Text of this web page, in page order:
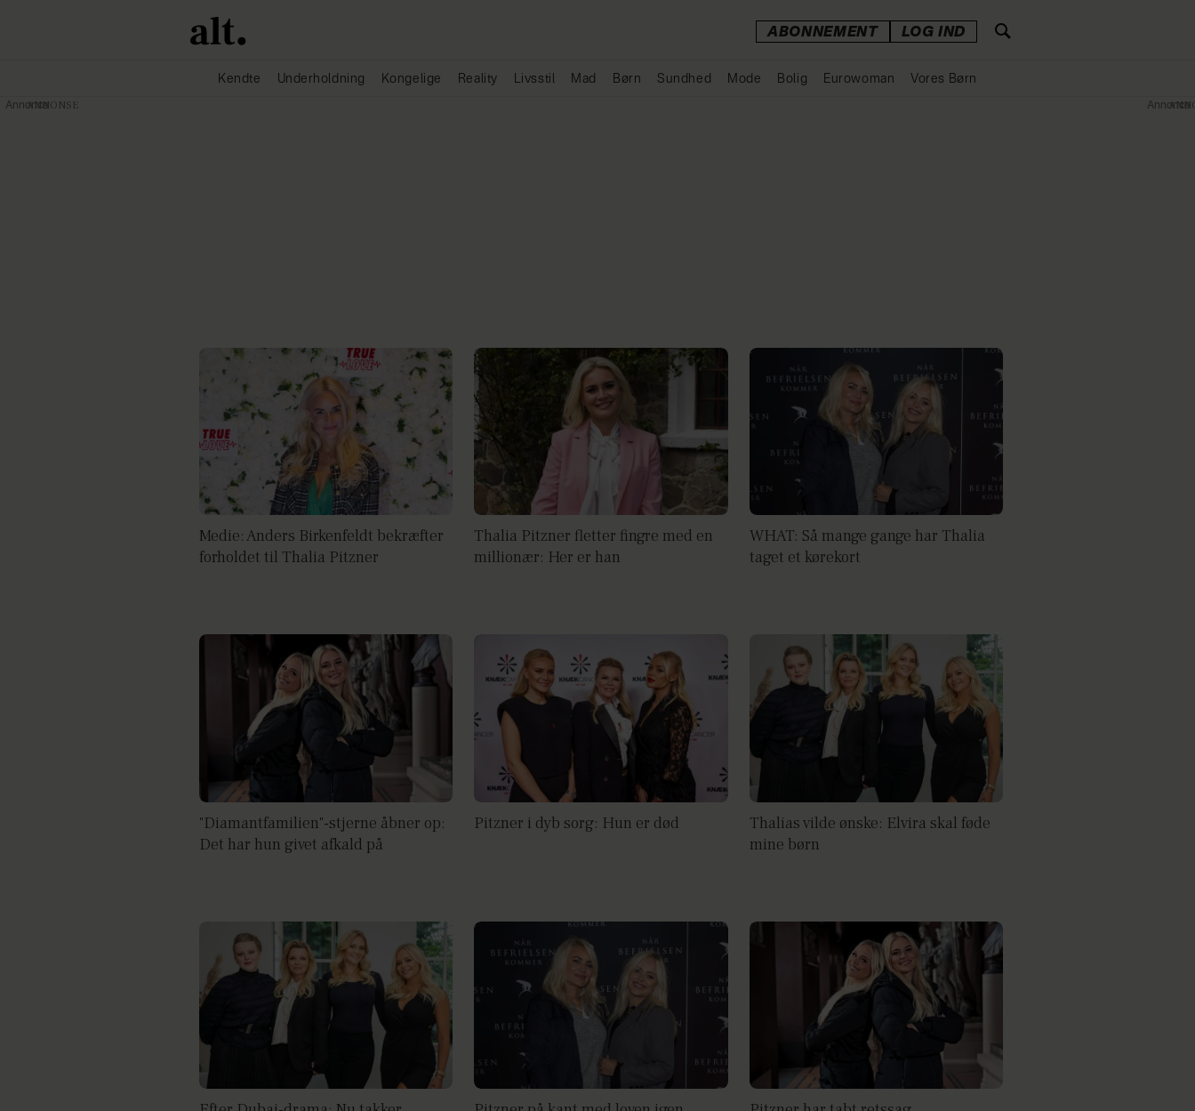
ABONNEMENT LOG IND
Kendte Underholdning Kongelige Reality Livsstil Mad Børn Sundhed Mode Bolig Eurowoman Vores Børn
Medie: Anders Birkenfeldt bekræfter
forholdet til Thalia Pitzner
Thalia Pitzner fletter fingre med en
millionær: Her er han
WHAT: Så mange gange har Thalia
taget et kørekort
"Diamantfamilien"-stjerne åbner op:
Det har hun givet afkald på
Pitzner i dyb sorg: Hun er død
Thalias vilde ønske: Elvira skal føde
mine børn
Annonce Annonce